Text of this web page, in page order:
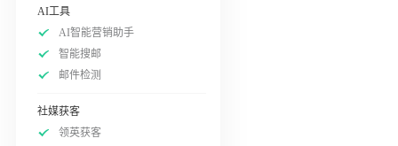
AI工具
AI智能营销助手
智能搜邮
邮件检测
社媒获客
领英获客